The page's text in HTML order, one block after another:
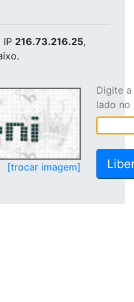
IP 216.73.216.25,
[trocar imagem]
Digite
lado no